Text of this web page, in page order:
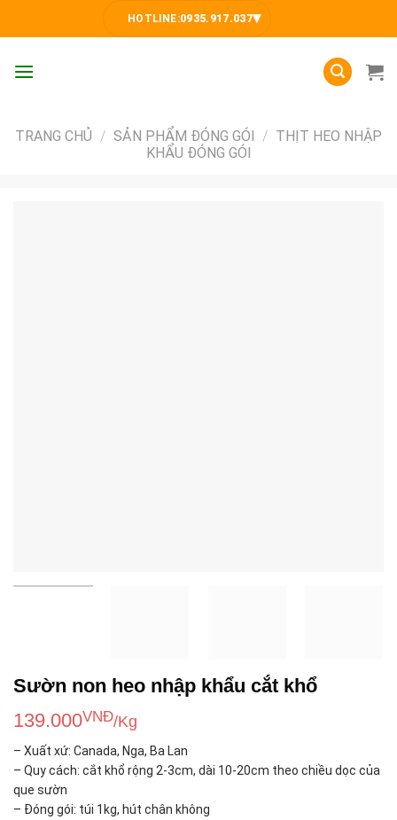
HOTLINE:0935.917.037▾
TRANG CHỦ / SẢN PHẨM ĐÓNG GÓI / THỊT HEO NHẬP
KHẨU ĐÓNG GÓI
Sườn non heo nhập khẩu cắt khổ
139.000VNĐ/Kg
– Xuất xứ: Canada, Nga, Ba Lan
– Quy cách: cắt khổ rộng 2-3cm, dài 10-20cm theo chiều dọc của
que sườn
– Đóng gói: túi 1kg, hút chân không